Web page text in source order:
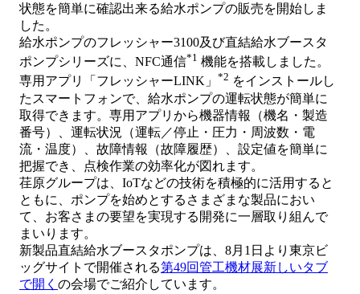
状態を簡単に確認出来る給水ポンプの販売を開始しま
した。
給水ポンプのフレッシャー3100及び直結給水ブースタ
ポンプシリーズに、NFC通信*1 機能を搭載しました。
専用アプリ「フレッシャーLINK」 *2 をインストールし
たスマートフォンで、給水ポンプの運転状態が簡単に
取得できます。専用アプリから機器情報（機名・製造
番号）、運転状況（運転／停止・圧力・周波数・電
流・温度）、故障情報（故障履歴）、設定値を簡単に
把握でき、点検作業の効率化が図れます。
荏原グループは、IoTなどの技術を積極的に活用すると
ともに、ポンプを始めとするさまざまな製品におい
て、お客さまの要望を実現する開発に一層取り組んで
まいります。
新製品直結給水ブースタポンプは、8月1日より東京ビ
ッグサイトで開催される第49回管工機材展新しいタブ
で開く の会場でご紹介しています。